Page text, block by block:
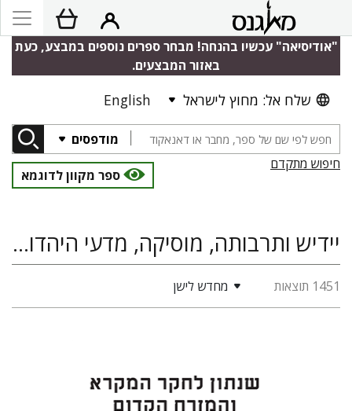
"אודיסיאה" עכשיו בהנחה! מבחר ספרים נוספים במבצע, כעת
באזור המבצעים.
שלח אל: מחוץ לישראל English
מודפסים
חיפוש מתקדם
ספר מקוון לדוגמא
יידיש ותרבותה, מוסיקה, מדעי היהדות, היסטוריה של ארץ ישראל ומדינת ישראל, מגדר
1451 תוצאות מחדש לישן